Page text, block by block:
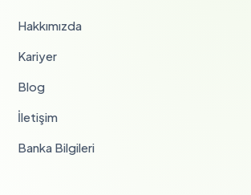
Hakkımızda
Kariyer
Blog
İletişim
Banka Bilgileri